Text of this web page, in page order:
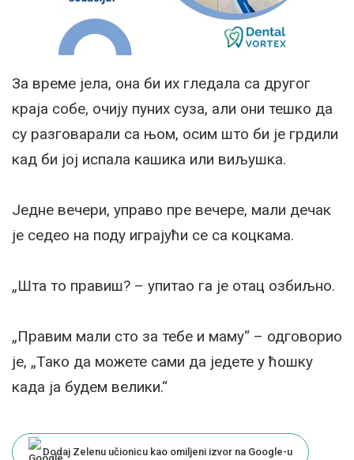
За време јела, она би их гледала са другог
краја собе, очију пуних суза, али они тешко да
су разговарали са њом, осим што би је грдили
кад би јој испала кашика или виљушка.
Једне вечери, управо пре вечере, мали дечак
је седео на поду играјући се са коцкама.
„Шта то правиш? – упитао га је отац озбиљно.
„Правим мали сто за тебе и маму“ – одговорио
је, „Тако да можете сами да једете у ћошку
када ја будем велики.“
Dodaj Zelenu učionicu kao omiljeni izvor na Google-u